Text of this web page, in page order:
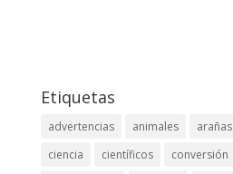
Etiquetas
advertencias animales arañas
ciencia
científicos conversión